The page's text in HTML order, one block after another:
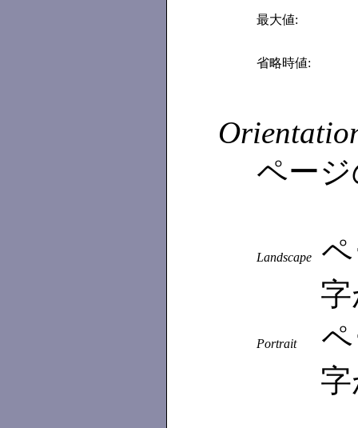
最大値:
省略時値:
ペー
Landscape
Portrait